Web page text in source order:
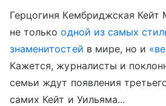
Герцогиня Кембриджская Кейт
не толькоодной из самых
знаменитостей в мире, но и
Кажется, журналисты и
семьи ждут появления
самих Кейт и Уильяма...